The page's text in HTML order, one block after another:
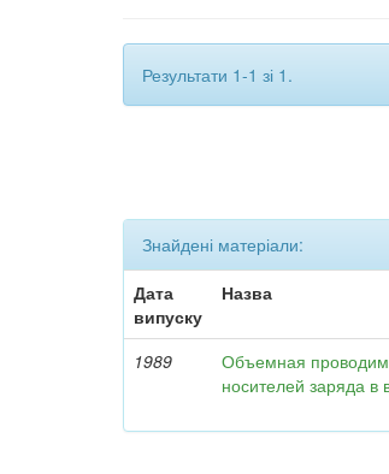
Результати 1-1 зі 1.
Знайдені матеріали:
Дата
випуску
Назва
1989
Объемная
носителей заряда в